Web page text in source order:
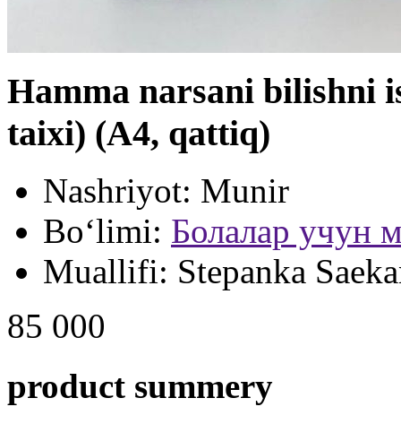
Hamma narsani bilishni
taixi) (А4, qattiq)
Nashriyot: Munir
Bo‘limi: Болалар учун
Muallifi: Stepanka
85 000
product summery